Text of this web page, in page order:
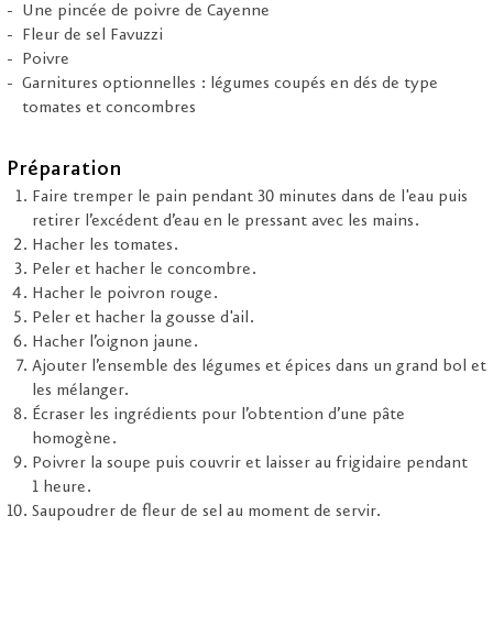
Une pincée de poivre de Cayenne
Fleur de sel Favuzzi
Poivre
Garnitures optionnelles : légumes coupés en dés de type
tomates et concombres
Préparation
Faire tremper le pain pendant 30 minutes dans de l'eau puis
retirer l’excédent d’eau en le pressant avec les mains.
Hacher les tomates.
Peler et hacher le concombre.
Hacher le poivron rouge.
Peler et hacher la gousse d'ail.
Hacher l’oignon jaune.
Ajouter l’ensemble des légumes et épices dans un grand bol et
les mélanger.
Écraser les ingrédients pour l’obtention d’une pâte
homogène.
Poivrer la soupe puis couvrir et laisser au frigidaire pendant
1 heure.
Saupoudrer de fleur de sel au moment de servir.